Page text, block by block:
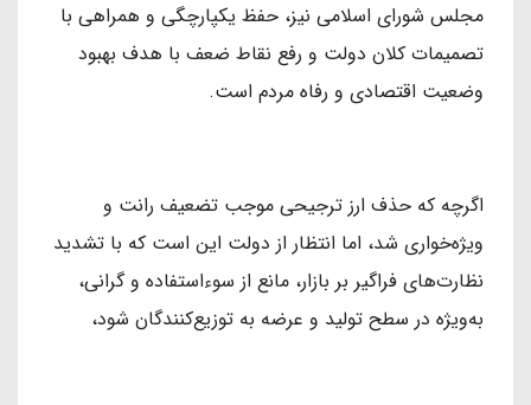
مجلس شورای اسلامی نیز، حفظ یکپارچگی و همراهی با
تصمیمات کلان دولت و رفع نقاط ضعف با هدف بهبود
وضعیت اقتصادی و رفاه مردم است.
اگرچه که حذف ارز ترجیحی موجب تضعیف رانت و
ویژه‌خواری شد، اما انتظار از دولت این است که با تشدید
نظارت‌های فراگیر بر بازار، مانع از سوءاستفاده و گرانی،
به‌ویژه در سطح تولید و عرضه به توزیع‌کنندگان شود،